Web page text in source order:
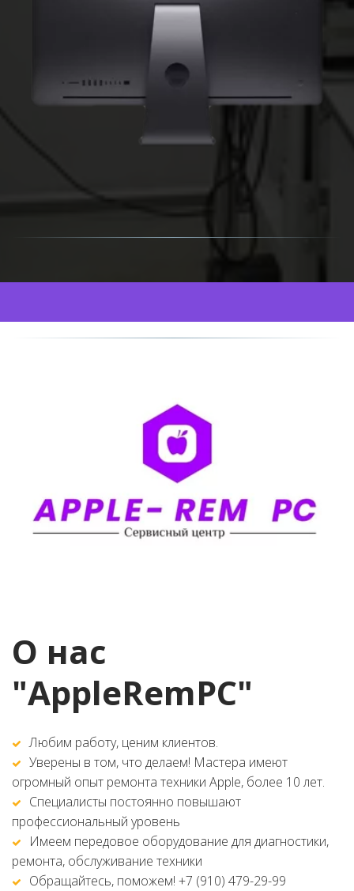
О нас
"AppleRemPC"
Любим работу, ценим клиентов.
Уверены в том, что делаем! Мастера имеют
огромный опыт ремонта техники Apple, более 10 лет.
Специалисты постоянно повышают
профессиональный уровень
Имеем передовое оборудование для диагностики,
ремонта, обслуживание техники
Обращайтесь, поможем! +7 (910) 479-29-99